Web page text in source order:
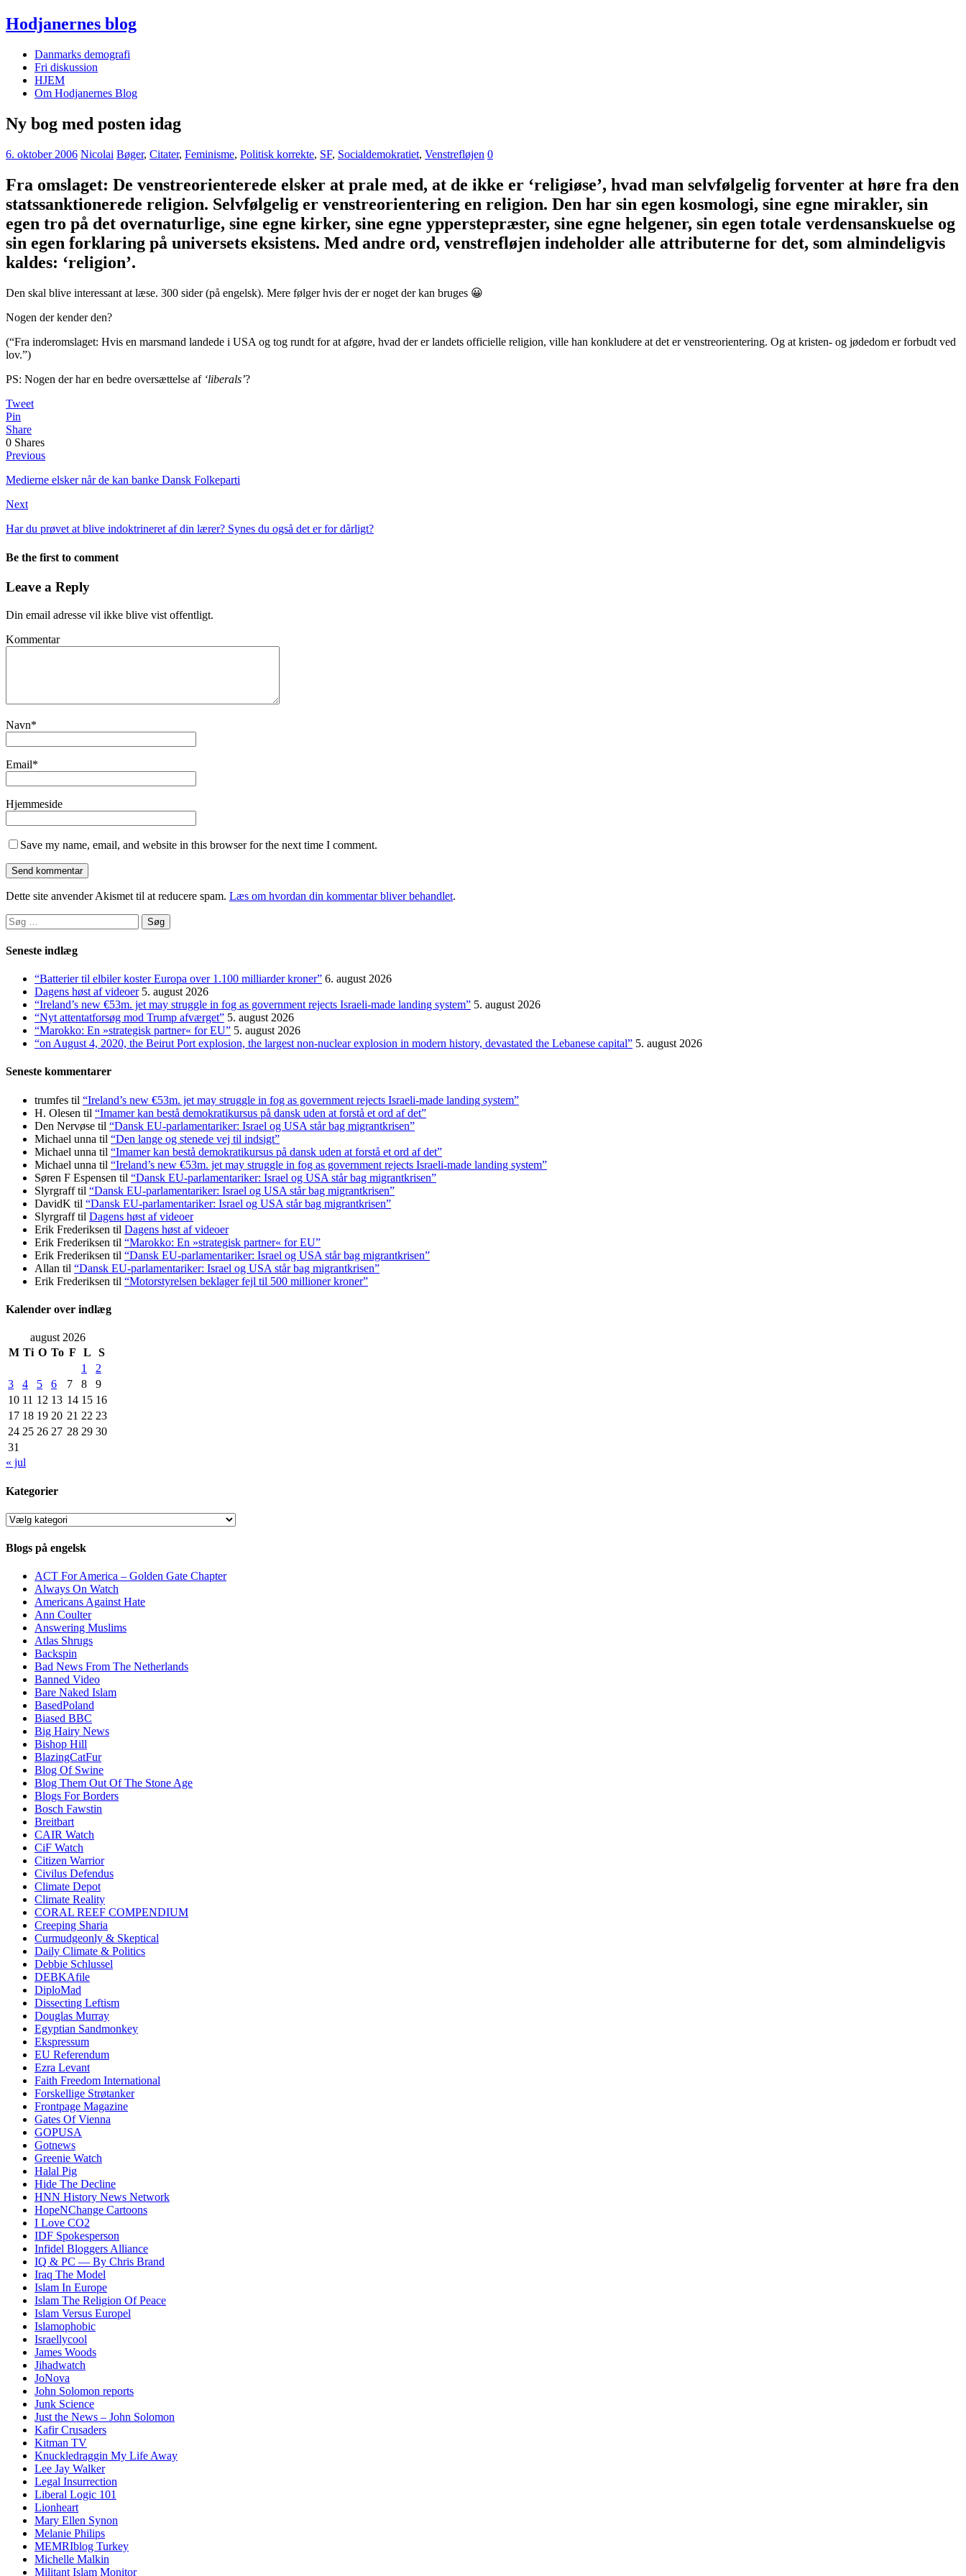
Hodjanernes blog
Danmarks demografi
Fri diskussion
HJEM
Om Hodjanernes Blog
Ny bog med posten idag
6. oktober 2006 Nicolai Bøger, Citater, Feminisme, Politisk korrekte, SF, Socialdemokratiet, Venstrefløjen 0
Fra omslaget: De venstreorienterede elsker at prale med, at de ikke er ‘religiøse’, hvad man selvfølgelig forventer at høre fra den
statssanktionerede religion. Selvfølgelig er venstreorientering en religion. Den har sin egen kosmologi, sine egne mirakler, sin
egen tro på det overnaturlige, sine egne kirker, sine egne ypperstepræster, sine egne helgener, sin egen totale verdensanskuelse og
sin egen forklaring på universets eksistens. Med andre ord, venstrefløjen indeholder alle attributerne for det, som almindeligvis
kaldes: ‘religion’.
Den skal blive interessant at læse. 300 sider (på engelsk). Mere følger hvis der er noget der kan bruges 😀
Nogen der kender den?
(“Fra inderomslaget: Hvis en marsmand landede i USA og tog rundt for at afgøre, hvad der er landets officielle religion, ville han konkludere at det er venstreorientering. Og at kristen- og jødedom er forbudt ved
lov.”)
PS: Nogen der har en bedre oversættelse af ‘liberals’?
Tweet
Pin
Share
0 Shares
Previous
Medierne elsker når de kan banke Dansk Folkeparti
Next
Har du prøvet at blive indoktrineret af din lærer? Synes du også det er for dårligt?
Be the first to comment
Leave a Reply
Din email adresse vil ikke blive vist offentligt.
Kommentar
Navn*
Email*
Hjemmeside
Save my name, email, and website in this browser for the next time I comment.
Dette site anvender Akismet til at reducere spam. Læs om hvordan din kommentar bliver behandlet.
Søg
efter:
Seneste indlæg
“Batterier til elbiler koster Europa over 1.100 milliarder kroner” 6. august 2026
Dagens høst af videoer 5. august 2026
“Ireland’s new €53m. jet may struggle in fog as government rejects Israeli-made landing system” 5. august 2026
“Nyt attentatforsøg mod Trump afværget” 5. august 2026
“Marokko: En »strategisk partner« for EU” 5. august 2026
“on August 4, 2020, the Beirut Port explosion, the largest non-nuclear explosion in modern history, devastated the Lebanese capital” 5. august 2026
Seneste kommentarer
trumfes til “Ireland’s new €53m. jet may struggle in fog as government rejects Israeli-made landing system”
H. Olesen til “Imamer kan bestå demokratikursus på dansk uden at forstå et ord af det”
Den Nervøse til “Dansk EU-parlamentariker: Israel og USA står bag migrantkrisen”
Michael unna til “Den lange og stenede vej til indsigt”
Michael unna til “Imamer kan bestå demokratikursus på dansk uden at forstå et ord af det”
Michael unna til “Ireland’s new €53m. jet may struggle in fog as government rejects Israeli-made landing system”
Søren F Espensen til “Dansk EU-parlamentariker: Israel og USA står bag migrantkrisen”
Slyrgrafftil “Dansk EU-parlamentariker: Israel og USA står bag migrantkrisen”
DavidK til “Dansk EU-parlamentariker: Israel og USA står bag migrantkrisen”
Slyrgrafftil Dagens høst af videoer
Erik Frederiksen til Dagens høst af videoer
Erik Frederiksen til “Marokko: En »strategisk partner« for EU”
Erik Frederiksen til “Dansk EU-parlamentariker: Israel og USA står bag migrantkrisen”
Allan til “Dansk EU-parlamentariker: Israel og USA står bag migrantkrisen”
Erik Frederiksen til “Motorstyrelsen beklager fejl til 500 millioner kroner”
Kalender over indlæg
august 2026
M Ti O To F L
S
1
2
3
4 5 6 7 8
9
10 11 12 13 14 15 16
17 18 19 20 21 22 23
24 25 26 27 28 29 30
31
« jul
Kategorier
Kategorier
Blogs på engelsk
ACT For America – Golden Gate Chapter
Always On Watch
Americans Against Hate
Ann Coulter
Answering Muslims
Atlas Shrugs
Backspin
Bad News From The Netherlands
Banned Video
Bare Naked Islam
BasedPoland
Biased BBC
Big Hairy News
Bishop Hill
BlazingCatFur
Blog Of Swine
Blog Them Out Of The Stone Age
Blogs For Borders
Bosch Fawstin
Breitbart
CAIR Watch
CiF Watch
Citizen Warrior
Civilus Defendus
Climate Depot
Climate Reality
CORAL REEF COMPENDIUM
Creeping Sharia
Curmudgeonly & Skeptical
Daily Climate & Politics
Debbie Schlussel
DEBKAfile
DiploMad
Dissecting Leftism
Douglas Murray
Egyptian Sandmonkey
Ekspressum
EU Referendum
Ezra Levant
Faith Freedom International
Forskellige Strøtanker
Frontpage Magazine
Gates Of Vienna
GOPUSA
Gotnews
Greenie Watch
Halal Pig
Hide The Decline
HNN History News Network
HopeNChange Cartoons
I Love CO2
IDF Spokesperson
Infidel Bloggers Alliance
IQ & PC — By Chris Brand
Iraq The Model
Islam In Europe
Islam The Religion Of Peace
Islam Versus Europel
Islamophobic
Israellycool
James Woods
Jihadwatch
JoNova
John Solomon reports
Junk Science
Just the News – John Solomon
Kafir Crusaders
Kitman TV
Knuckledraggin My Life Away
Lee Jay Walker
Legal Insurrection
Liberal Logic 101
Lionheart
Mary Ellen Synon
Melanie Philips
MEMRIblog Turkey
Michelle Malkin
Militant Islam Monitor